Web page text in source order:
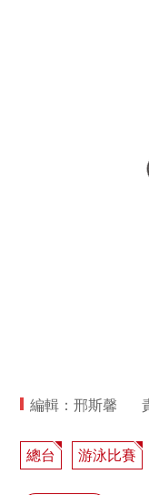
編輯：邢斯馨
總台 游泳比賽